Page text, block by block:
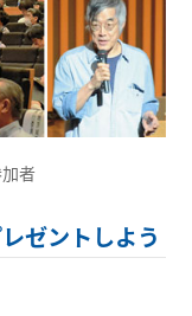
者
ゼントしよう